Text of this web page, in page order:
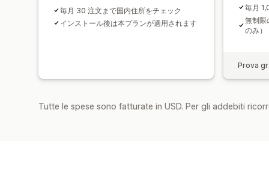
毎月 30 注文まで国内住所をチェック
インストール後は本プランが適用されます
毎月
無制限
のみ）
Prova
Tutte le spese sono fatturate in USD. Per gli addebiti